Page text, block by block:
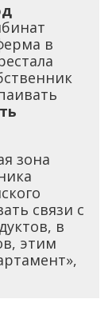
в
зона
связи с
в
этим